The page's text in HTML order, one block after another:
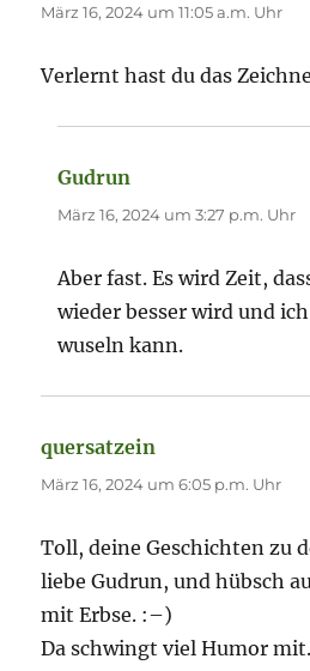
März 16, 2024 um 11:05 a.m. Uhr
Verlernt hast du das
Gudrun
März 16, 2024 um 3:27 p.m. Uhr
Aber fast. Es wird Zeit,
wieder besser wird und
wuseln kann.
quersatzein
März 16, 2024 um 6:05 p.m. Uhr
Toll, deine Geschichten zu
liebe Gudrun, und hübsch
mit Erbse. :–)
Da schwingt viel Humor mit.